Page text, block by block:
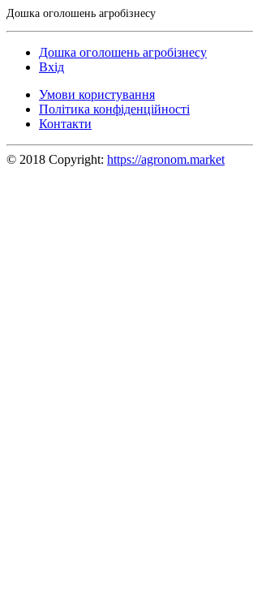
Дошка оголошень агробізнесу
Дошка оголошень агробізнесу
Вхід
Умови користування
Політика конфіденційності
Контакти
© 2018 Copyright: https://agronom.market